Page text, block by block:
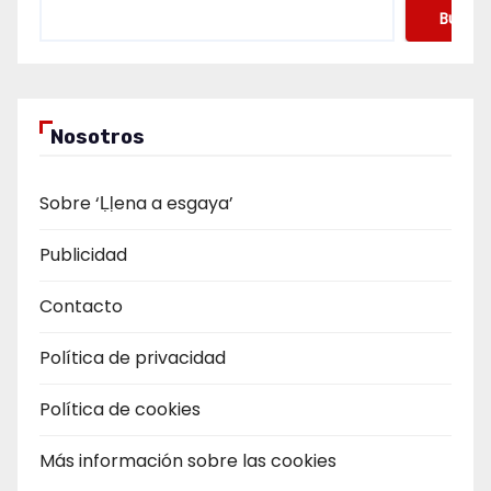
Buscar
Nosotros
Sobre ‘Ḷḷena a esgaya’
Publicidad
Contacto
Política de privacidad
Política de cookies
Más información sobre las cookies